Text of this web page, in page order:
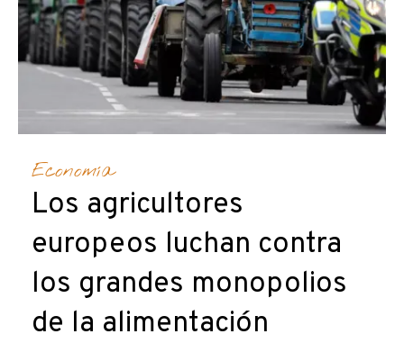
Economía
Los agricultores
europeos luchan contra
los grandes monopolios
de la alimentación